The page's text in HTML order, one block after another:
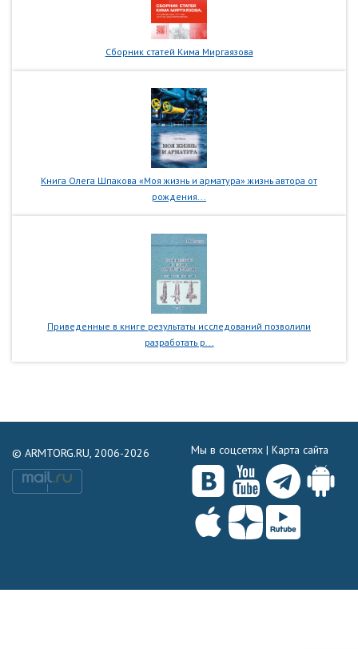
Сборник статей Кима Миргаязова
Книга Олега Шпакова «Моя жизнь и арматура» жизнь автора от
рождения...
Приведенные в книге результаты исследований позволили
разработать р...
© ARMTORG.RU, 2006-2026 Мы в соцсетях | Карта сайта